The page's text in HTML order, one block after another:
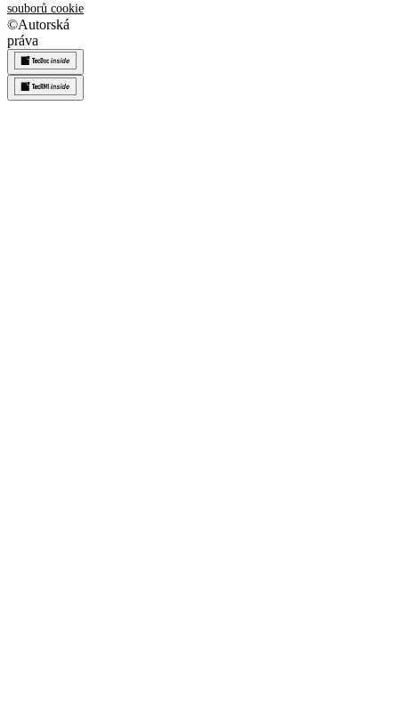
souborů cookie
©Autorská
práva